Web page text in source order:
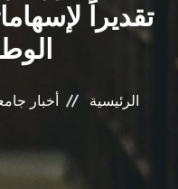
تقديراً
الرئيسية أخبار